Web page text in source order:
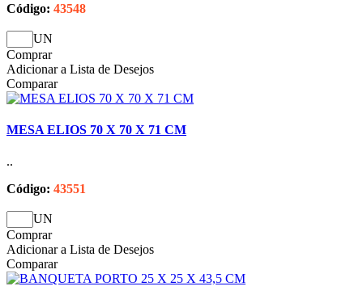
Código: 43548
UN
Comprar
Adicionar a Lista de Desejos
Comparar
MESA ELIOS 70 X 70 X 71 CM
..
Código: 43551
UN
Comprar
Adicionar a Lista de Desejos
Comparar